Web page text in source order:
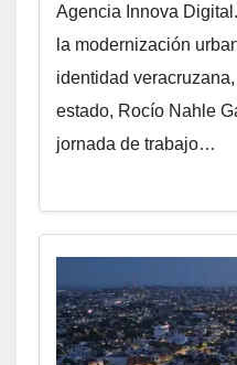
Agencia Innova
la modernización
identidad
estado, Rocío Nahle
jornada de trabajo…